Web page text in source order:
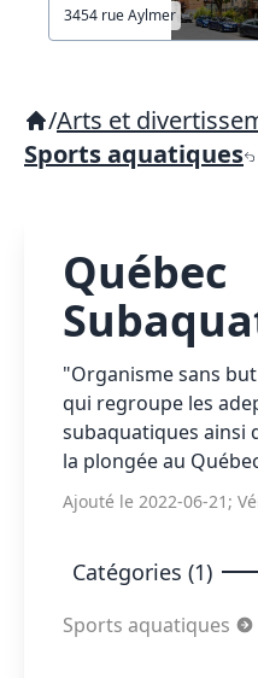
3454 rue Aylmer
/Arts et
Sports aquatiques
Québec
"Organisme sans
qui regroupe les
subaquatiques ainsi
la plongée au
Ajouté le 2022-06-21;
Catégories (1)
Sports aquatiques